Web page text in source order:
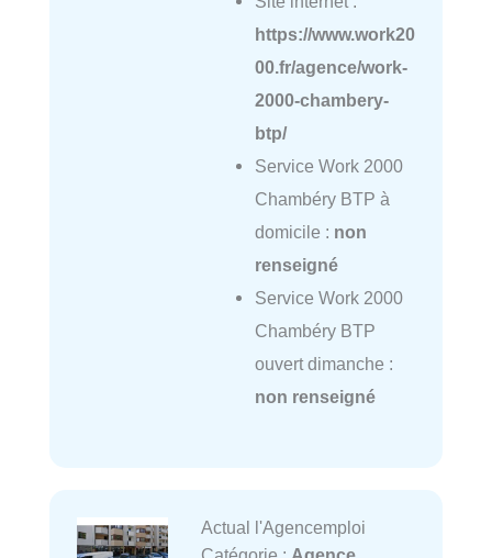
https://www.work20
00.fr/agence/work-
2000-chambery-
btp/
Service Work 2000
Chambéry BTP à
domicile : non
renseigné
Service Work 2000
Chambéry BTP
ouvert dimanche :
non renseigné
Actual l'Agencemploi